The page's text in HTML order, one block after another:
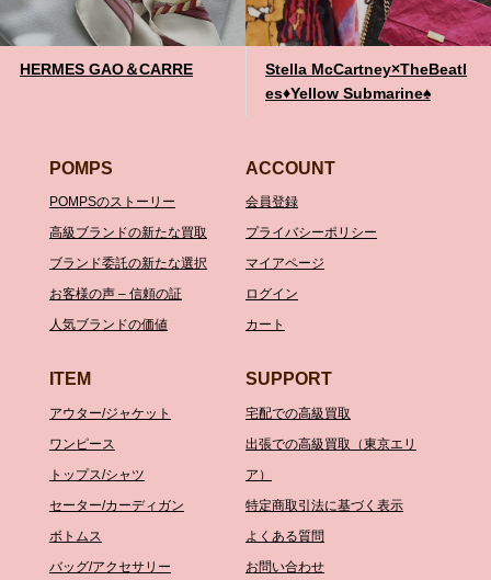
HERMES GAO＆CARRE
Stella McCartney×TheBeatl
es♦️Yellow Submarine♠️
POMPS
POMPSのストーリー
高級ブランドの新たな買取
ブランド委託の新たな選択
お客様の声 – 信頼の証
人気ブランドの価値
ACCOUNT
会員登録
プライバシーポリシー
マイアページ
ログイン
カート
ITEM
アウター/ジャケット
ワンピース
トップス/シャツ
セーター/カーディガン
ボトムス
バッグ/アクセサリー
SUPPORT
宅配での高級買取
出張での高級買取（東京エリ
ア）
特定商取引法に基づく表示
よくある質問
お問い合わせ